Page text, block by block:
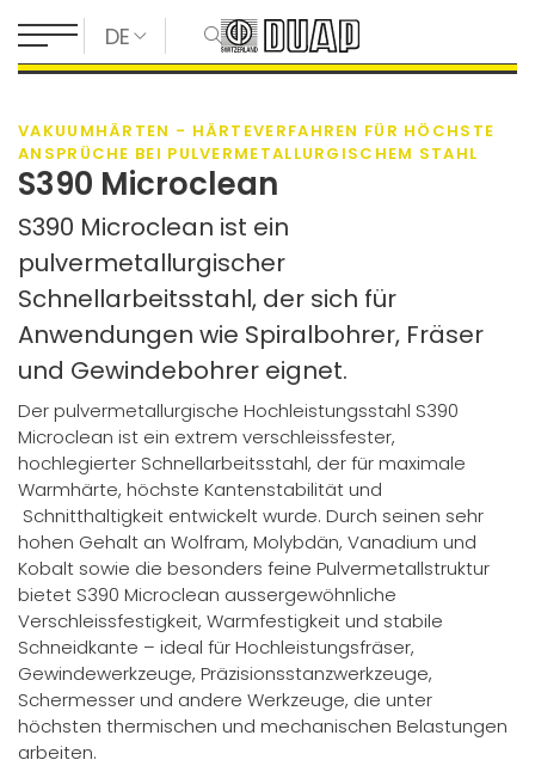
DE
VAKUUMHÄRTEN - HÄRTEVERFAHREN FÜR HÖCHSTE
ANSPRÜCHE BEI PULVERMETALLURGISCHEM STAHL
S390 Microclean
S390 Microclean ist ein
pulvermetallurgischer
Schnellarbeitsstahl, der sich für
Anwendungen wie Spiralbohrer, Fräser
und Gewindebohrer eignet.
Der pulvermetallurgische Hochleistungsstahl S390
Microclean ist ein extrem verschleissfester,
hochlegierter Schnellarbeitsstahl, der für maximale
Warmhärte, höchste Kantenstabilität und
Schnitthaltigkeit entwickelt wurde. Durch seinen sehr
hohen Gehalt an Wolfram, Molybdän, Vanadium und
Kobalt sowie die besonders feine Pulvermetallstruktur
bietet S390 Microclean aussergewöhnliche
Verschleissfestigkeit, Warmfestigkeit und stabile
Schneidkante – ideal für Hochleistungsfräser,
Gewindewerkzeuge, Präzisionsstanzwerkzeuge,
Schermesser und andere Werkzeuge, die unter
höchsten thermischen und mechanischen Belastungen
arbeiten.